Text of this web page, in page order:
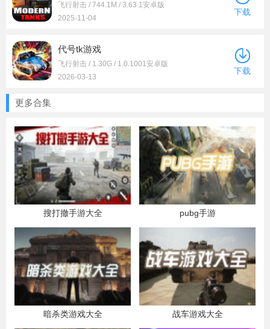
飞行射击 / 744.1M / 3.63.1安卓版
2025-11-04
下载
代号tk游戏
飞行射击 / 1.30G / 1.0.1001安卓版
2026-03-13
下载
更多合集
搜打撤手游大全 pubg手游
暗杀类游戏大全 战车游戏大全